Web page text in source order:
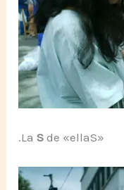
.LaS de «ellaS»